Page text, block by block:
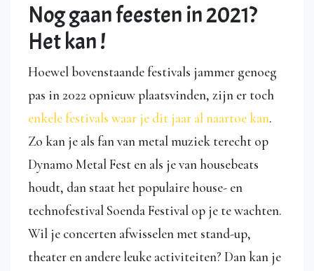
Nog gaan feesten in 2021?
Het kan !
Hoewel bovenstaande festivals jammer genoeg
pas in 2022 opnieuw plaatsvinden, zijn er toch
enkele festivals waar je dit jaar al naartoe kan.
Zo kan je als fan van metal muziek terecht op
Dynamo Metal Fest en als je van housebeats
houdt, dan staat het populaire house- en
technofestival Soenda Festival op je te wachten.
Wil je concerten afwisselen met stand-up,
theater en andere leuke activiteiten? Dan kan je